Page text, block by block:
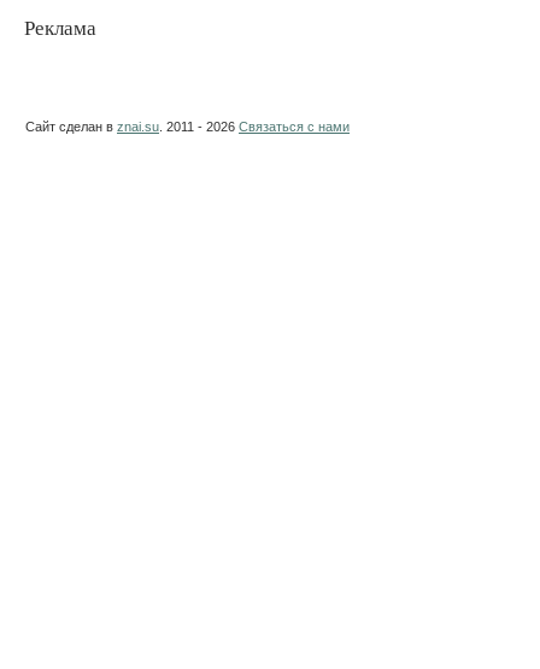
Реклама
Сайт сделан в znai.su . 2011 - 2026 Связаться с нами